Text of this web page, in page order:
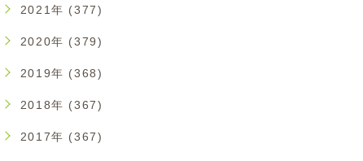
2021年 (377)
2020年 (379)
2019年 (368)
2018年 (367)
2017年 (367)